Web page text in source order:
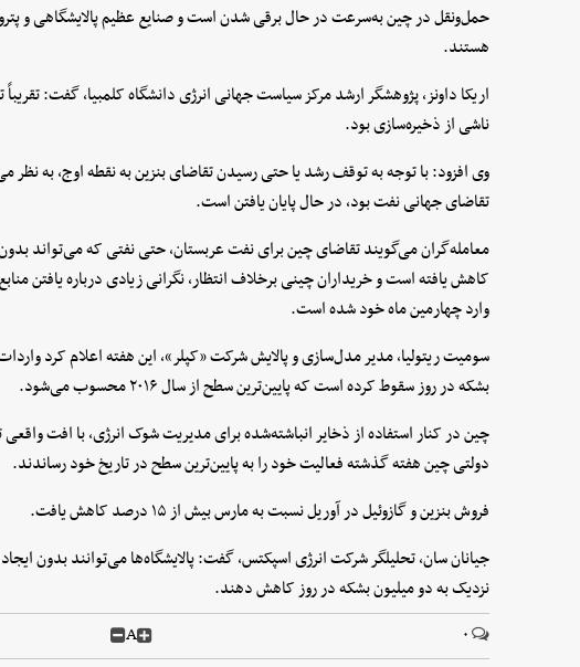
حمل‌ونقل در چین به‌سرعت در حال برقی شدن است و صنایع عظیم پالایشگاهی و
هستند.
اریکا داونز، پژوهشگر ارشد مرکز سیاست جهانی انرژی دانشگاه کلمبیا، گفت:
ناشی از ذخیره‌سازی بود.
وی افزود: با توجه به توقف رشد یا حتی رسیدن تقاضای بنزین به نقطه اوج، به
تقاضای جهانی نفت بود، در حال پایان یافتن است.
معامله‌گران می‌گویند تقاضای چین برای نفت عربستان، حتی نفتی که می‌تواند
کاهش یافته است و خریداران چینی برخلاف انتظار، نگرانی زیادی درباره یافتن
وارد چهارمین ماه خود شده است.
بشکه در روز سقوط کرده است که پایین‌ترین سطح از سال ۲۰۱۶ محسوب می‌شود.
چین در کنار استفاده از ذخایر انباشته‌شده برای مدیریت شوک انرژی، با افت واقعی
دولتی چین هفته گذشته فعالیت خود را به پایین‌ترین سطح در تاریخ خود رساندند.
فروش بنزین و گازوئیل در آوریل نسبت به مارس بیش از ۱۵ درصد کاهش یافت.
جیانان سان، تحلیلگر شرکت انرژی اسپکتس، گفت: پالایشگاه‌ها می‌توانند بدون
نزدیک به دو میلیون بشکه در روز کاهش دهند.
۰ A